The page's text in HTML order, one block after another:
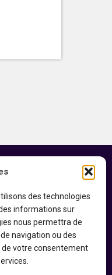
des technologies
informations sur
nous permettra de
navigation ou des
de votre consentement
confidentialité
d’accessibilité